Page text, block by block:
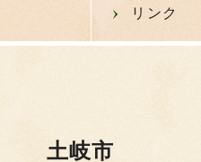
リンク
土岐市